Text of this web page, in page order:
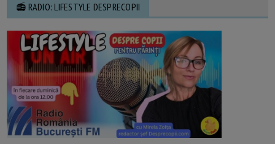
📻 RADIO: LIFESTYLE DESPRECOPII